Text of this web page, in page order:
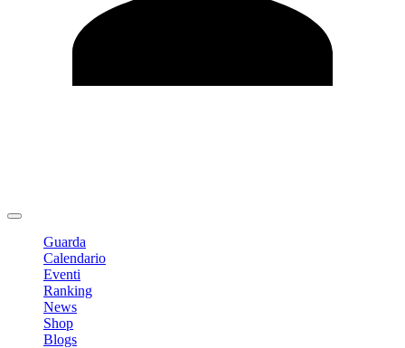
Guarda
Calendario
Eventi
Ranking
News
Shop
Blogs